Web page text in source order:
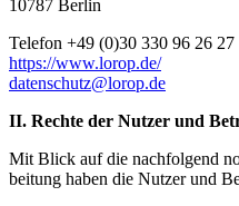
10787 Berlin
Telefon +49 (0)30 330 96 26 27
https://www.lorop.de/
datenschutz@lorop.de
II. Rechte der Nutzer und
Mit Blick auf die nachfolgend
beitung haben die Nutzer und